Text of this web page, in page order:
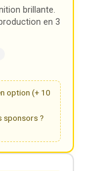
brillante.
en 3
option (+ 10
sponsors ?